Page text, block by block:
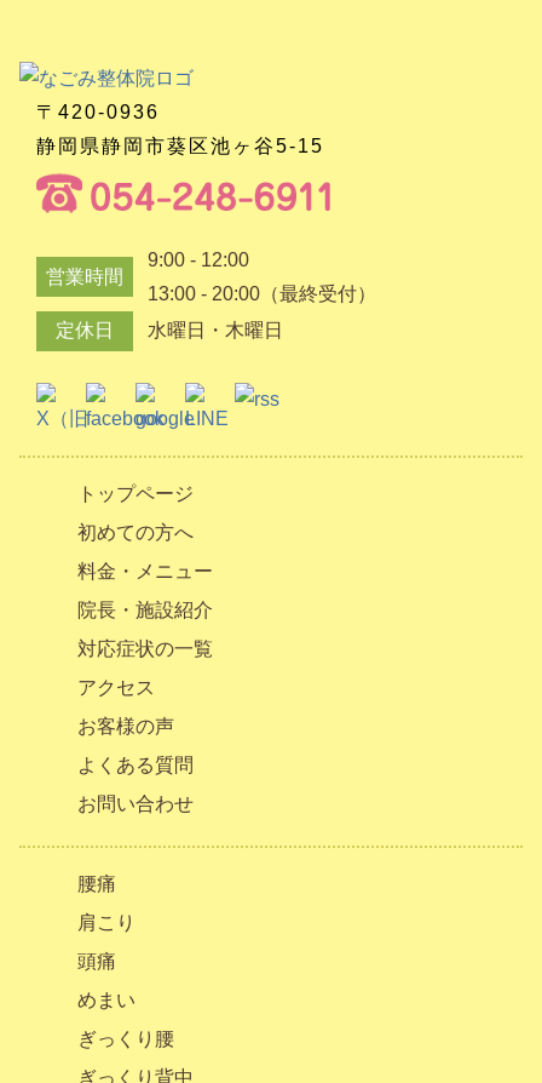
〒420-0936
静岡県静岡市葵区池ヶ谷5-15
営業時間
9:00 - 12:00
13:00 - 20:00（最終受付）
定休日
水曜日・木曜日
トップページ
初めての方へ
料金・メニュー
院長・施設紹介
対応症状の一覧
アクセス
お客様の声
よくある質問
お問い合わせ
腰痛
肩こり
頭痛
めまい
ぎっくり腰
ぎっくり背中